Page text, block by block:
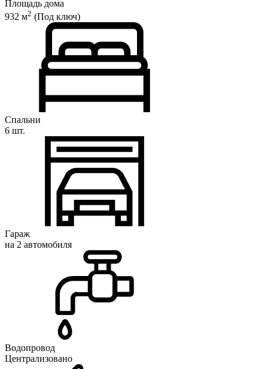
Площадь дома
932 м2 (Под ключ)
Спальни
6 шт.
Гараж
на 2 автомобиля
Водопровод
Централизовано